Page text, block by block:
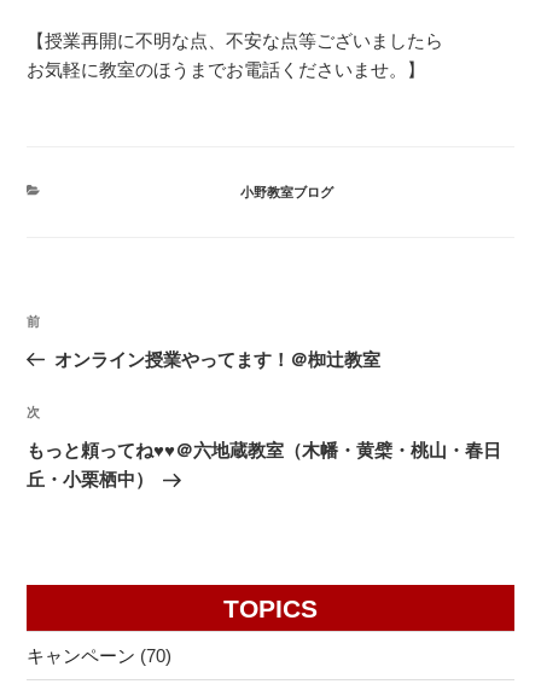
【授業再開に不明な点、不安な点等ございましたら
お気軽に教室のほうまでお電話くださいませ。】
カ
小野教室ブログ
投
ナ
ビ
ゲ
ー
ン
前
の
稿
前
オンライン授業やってます！＠椥辻教室
次
の
投
次
もっと頼ってね♥♥＠六地蔵教室（木幡・黄檗・桃山・春日
丘・小栗栖中）
TOPICS
キャンペーン (70)